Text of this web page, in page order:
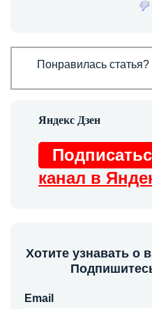
Понравилась
канал в
Хотите узнавать о
Email